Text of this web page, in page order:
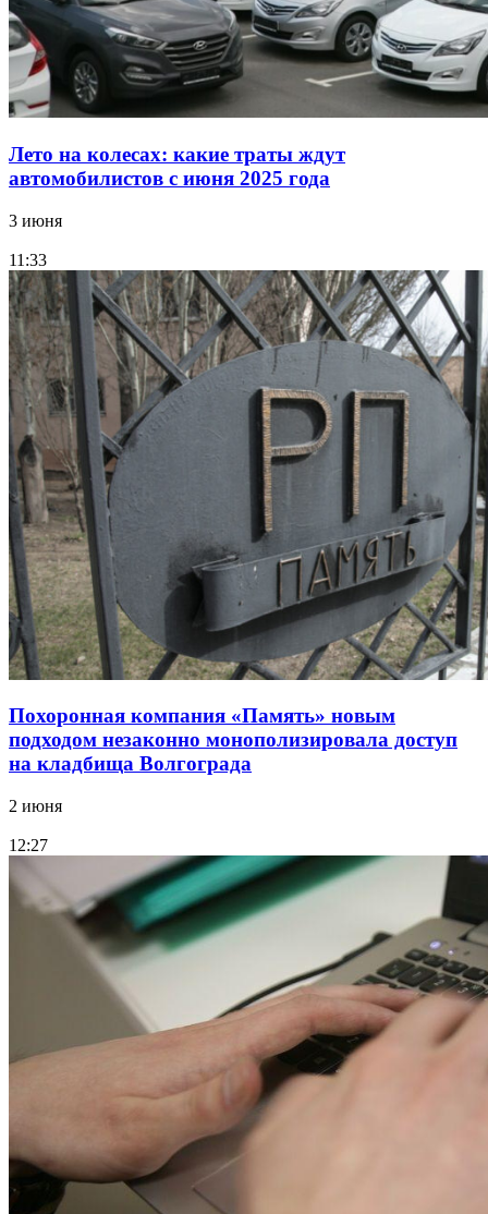
Лето на колесах: какие траты ждут
автомобилистов с июня 2025 года
3 июня
11:33
Похоронная компания «Память» новым
подходом незаконно монополизировала доступ
на кладбища Волгограда
2 июня
12:27